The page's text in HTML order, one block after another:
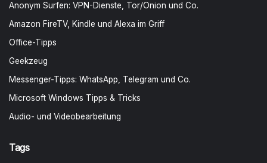
Anonym Surfen: VPN-Dienste, Tor/Onion und Co.
Amazon FireTV, Kindle und Alexa im Griff
Office-Tipps
Geekzeug
Messenger-Tipps: WhatsApp, Telegram und Co.
Microsoft Windows Tipps & Tricks
Audio- und Videobearbeitung
Tags